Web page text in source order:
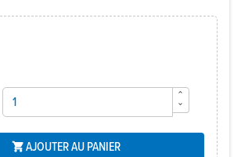
AJOUTER AU PANIER